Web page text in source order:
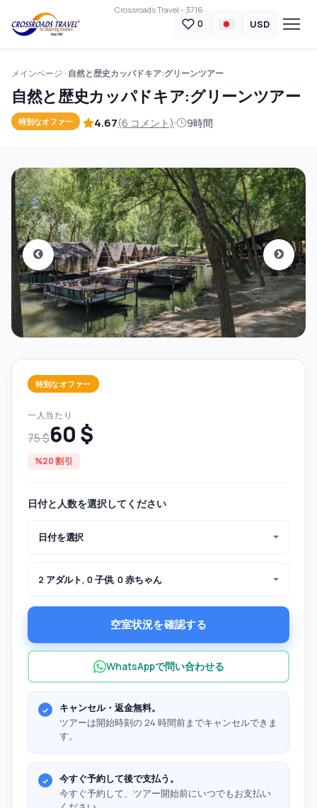
Crossroads Travel - 3716
0 USD
メインページ 自然と歴史カッパドキア:グリーンツアー
自然と歴史カッパドキア:グリーンツアー
特別なオファー 4.67(6 コメント) 9時間
特別なオファー
一人当たり
75 $60 $
%20 割引
日付と人数を選択してください
日付を選択
2 アダルト, 0 子供, 0 赤ちゃん
空室状況を確認する
WhatsAppで問い合わせる
キャンセル・返金無料。
ツアーは開始時刻の 24 時間前までキャンセルできま
す。
今すぐ予約して後で支払う。
今すぐ予約して、ツアー開始前にいつでもお支払い